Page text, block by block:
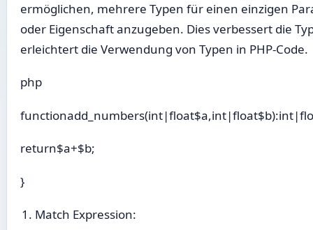
ermöglichen, mehrere Typen für einen einzigen
oder Eigenschaft anzugeben. Dies verbessert die
erleichtert die Verwendung von Typen in PHP-Code.
php
return$a+$b;
}
Match Expression: